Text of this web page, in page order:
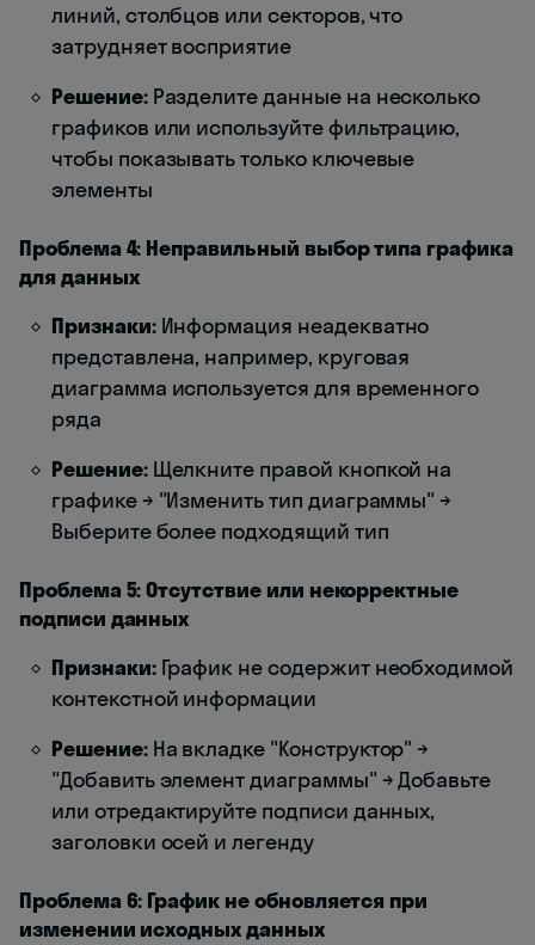
линий, столбцов или секторов, что
затрудняет восприятие
Решение:Разделите данные на несколько
графиков или используйте фильтрацию,
чтобы показывать только ключевые
элементы
Проблема 4: Неправильный выбор типа графика
для данных
Признаки:Информация неадекватно
представлена, например, круговая
диаграмма используется для временного
ряда
Решение:Щелкните правой кнопкой на
графике → "Изменить тип диаграммы" →
Выберите более подходящий тип
Проблема 5: Отсутствие или некорректные
подписи данных
Признаки:График не содержит необходимой
контекстной информации
Решение:На вкладке "Конструктор" →
"Добавить элемент диаграммы" → Добавьте
или отредактируйте подписи данных,
заголовки осей и легенду
Проблема 6: График не обновляется при
изменении исходных данных